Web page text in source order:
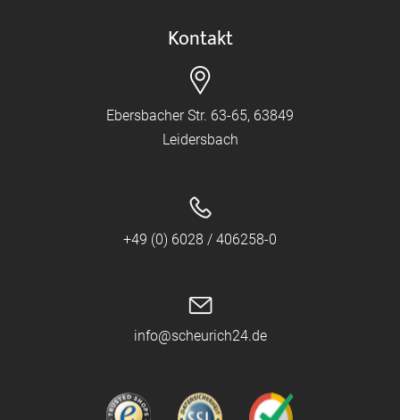
Kontakt
Ebersbacher Str. 63-65, 63849
Leidersbach
+49 (0) 6028 / 406258-0
info@scheurich24.de